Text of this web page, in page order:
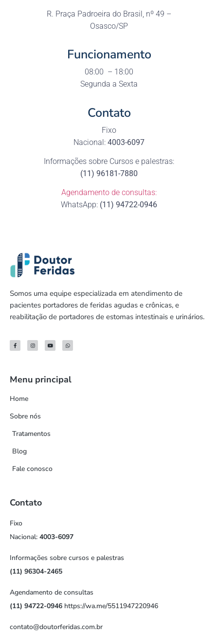
R. Praça Padroeira do Brasil, nº 49 –
Osasco/SP
Funcionamento
08:00 – 18:00
Segunda a Sexta
Contato
Fixo
Nacional: 4003-6097
Informações sobre Cursos e palestras:
(11) 96181-7880
Agendamento de consultas:
WhatsApp: (11) 94722-0946
Somos uma equipe especializada em atendimento de
pacientes portadores de feridas agudas e crônicas, e
reabilitação de portadores de estomas intestinais e urinários.
Menu principal
Home
Sobre nós
Tratamentos
Blog
Fale conosco
Contato
Fixo
Nacional: 4003-6097
Informações sobre cursos e palestras
(11) 96304-2465
Agendamento de consultas
(11) 94722-0946 https://wa.me/5511947220946
contato@doutorferidas.com.br